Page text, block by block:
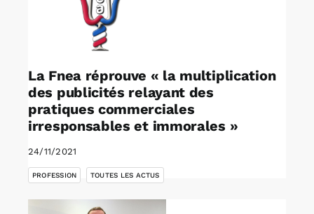
La Fnea réprouve « la multiplication
des publicités relayant des
pratiques commerciales
irresponsables et immorales »
24/11/2021
PROFESSION TOUTES LES ACTUS